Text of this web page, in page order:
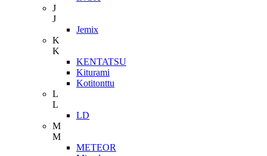
J
J
Jemix
K
K
KENTATSU
Kiturami
Kotitonttu
L
L
LD
M
M
METEOR